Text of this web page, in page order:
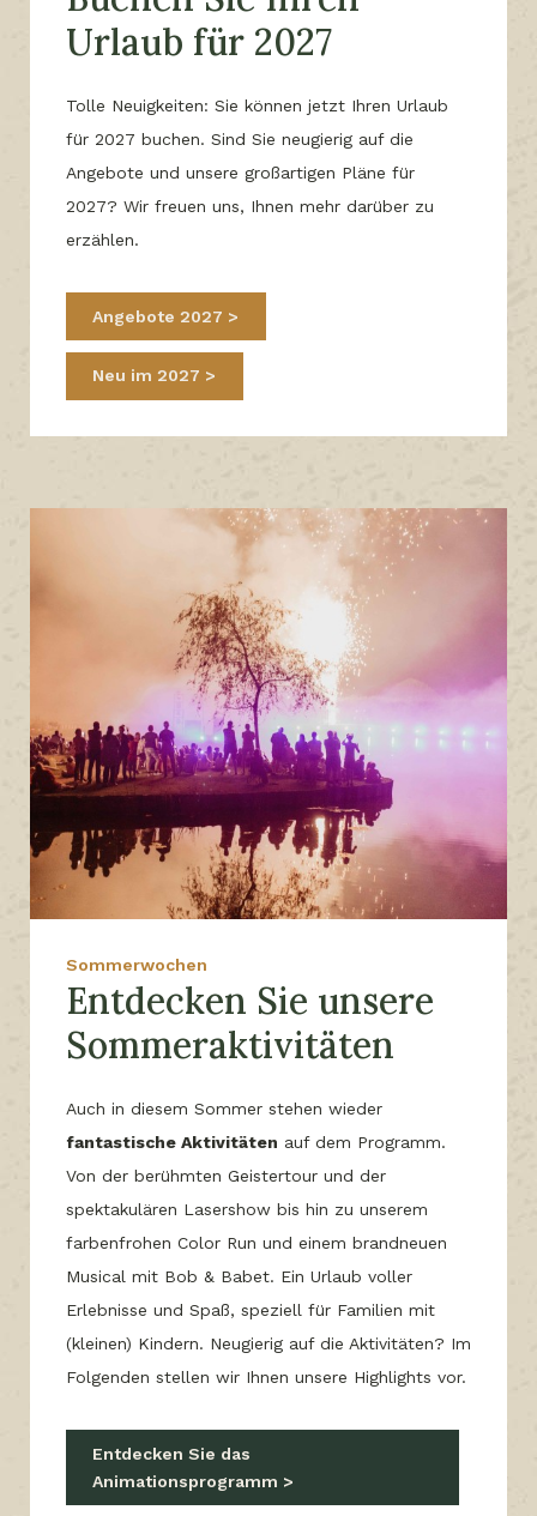
Urlaub für 2027
Tolle Neuigkeiten: Sie können jetzt Ihren Urlaub
für 2027 buchen. Sind Sie neugierig auf die
Angebote und unsere großartigen Pläne für
2027? Wir freuen uns, Ihnen mehr darüber zu
erzählen.
Angebote 2027
Neu im 2027
Sommerwochen
Entdecken Sie unsere
Sommeraktivitäten
Auch in diesem Sommer stehen wieder
fantastische Aktivitäten auf dem Programm.
Von der berühmten Geistertour und der
spektakulären Lasershow bis hin zu unserem
farbenfrohen Color Run und einem brandneuen
Musical mit Bob & Babet. Ein Urlaub voller
Erlebnisse und Spaß, speziell für Familien mit
(kleinen) Kindern. Neugierig auf die Aktivitäten? Im
Folgenden stellen wir Ihnen unsere Highlights vor.
Entdecken Sie das
Animationsprogramm